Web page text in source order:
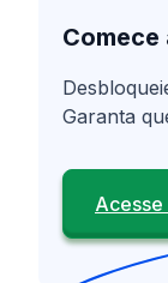
Garanta
Acesse